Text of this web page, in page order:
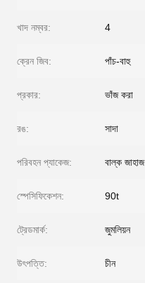
খাদ নম্বর: 4
ক্রেন জিব: পাঁচ-বাহু
প্রকার: ভাঁজ করা
রঙ: সাদা
পরিবহন প্যাকেজ: বাল্ক জাহাজ
স্পেসিফিকেশন: 90t
ট্রেডমার্ক: জুমলিয়ন
উৎপত্তি: চীন